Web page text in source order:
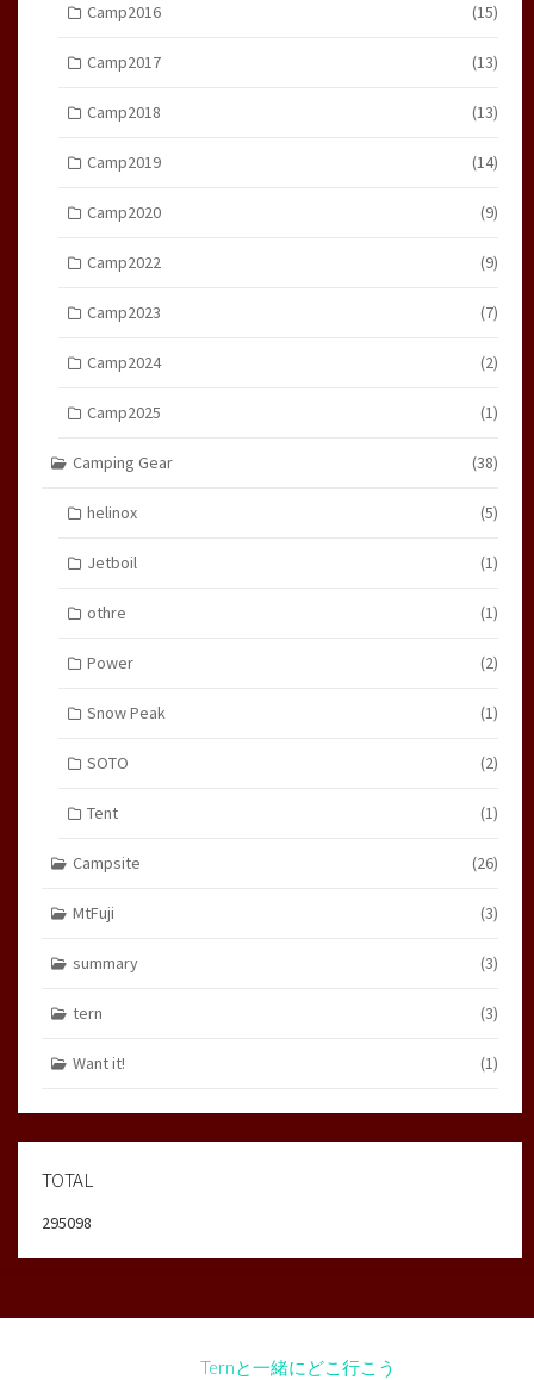
Camp2016 (15)
Camp2017 (13)
Camp2018 (13)
Camp2019 (14)
Camp2020 (9)
Camp2022 (9)
Camp2023 (7)
Camp2024 (2)
Camp2025 (1)
Camping Gear (38)
helinox (5)
Jetboil (1)
othre (1)
Power (2)
Snow Peak (1)
SOTO (2)
Tent (1)
Campsite (26)
MtFuji (3)
summary (3)
tern (3)
Want it! (1)
TOTAL
295098
Ternと一緒にどこ行こう